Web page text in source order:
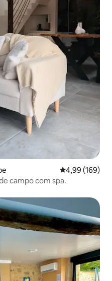
Classificação
4,99 (169)
campo com spa.